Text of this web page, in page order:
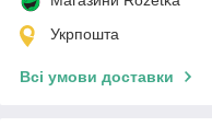
Укрпошта
Всі умови доставки